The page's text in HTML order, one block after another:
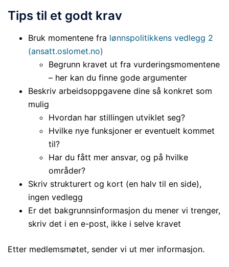
Tips til et godt krav
Bruk momentene fra lønnspolitikkens vedlegg 2
(ansatt.oslomet.no)
Begrunn kravet ut fra vurderingsmomentene
– her kan du finne gode argumenter
Beskriv arbeidsoppgavene dine så konkret som
mulig
Hvordan har stillingen utviklet seg?
Hvilke nye funksjoner er eventuelt kommet
til?
Har du fått mer ansvar, og på hvilke
områder?
Skriv strukturert og kort (en halv til en side),
ingen vedlegg
Er det bakgrunnsinformasjon du mener vi trenger,
skriv det i en e-post, ikke i selve kravet
Etter medlemsmøtet, sender vi ut mer informasjon.